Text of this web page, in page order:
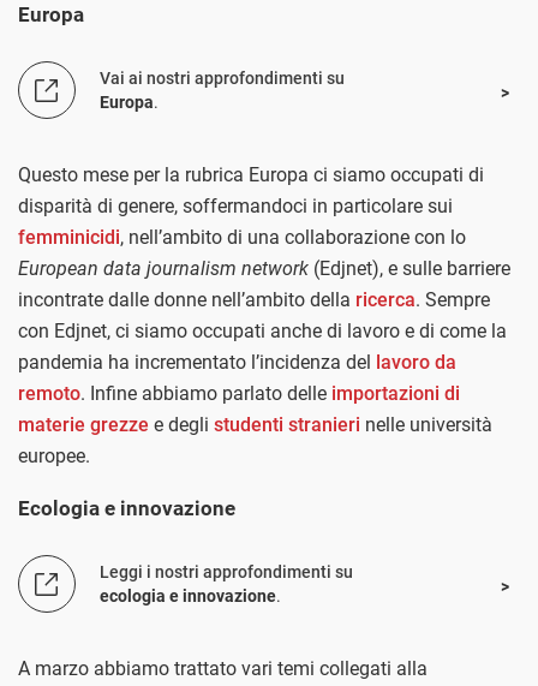
Europa
Vai ai nostri approfondimenti su
Europa.
Questo mese per la rubrica Europa ci siamo occupati di
disparità di genere, soffermandoci in particolare sui
femminicidi, nell’ambito di una collaborazione con lo
European data journalism network (Edjnet), e sulle barriere
incontrate dalle donne nell’ambito della ricerca. Sempre
con Edjnet, ci siamo occupati anche di lavoro e di come la
pandemia ha incrementato l’incidenza del lavoro da
remoto. Infine abbiamo parlato delle importazioni di
materie grezze e degli studenti stranieri nelle università
europee.
Ecologia e innovazione
Leggi i nostri approfondimenti su
ecologia e innovazione.
A marzo abbiamo trattato vari temi collegati alla